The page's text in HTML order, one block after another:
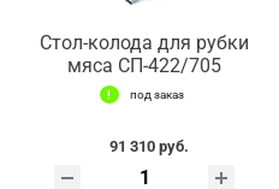
Стол-колода для рубки
мяса СП-422/705
под заказ
91 310 руб.